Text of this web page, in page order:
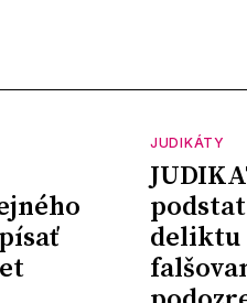
JUDIKÁTY
deliktu